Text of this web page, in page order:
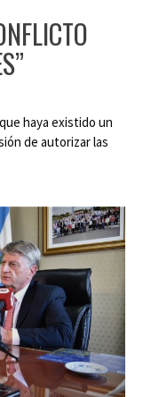
haya existido un
de autorizar las